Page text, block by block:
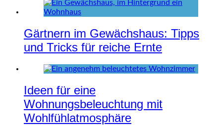
Gärtnern im Gewächshaus: Tipps
und Tricks für reiche Ernte
Ideen für eine
Wohnungsbeleuchtung mit
Wohlfühlatmosphäre